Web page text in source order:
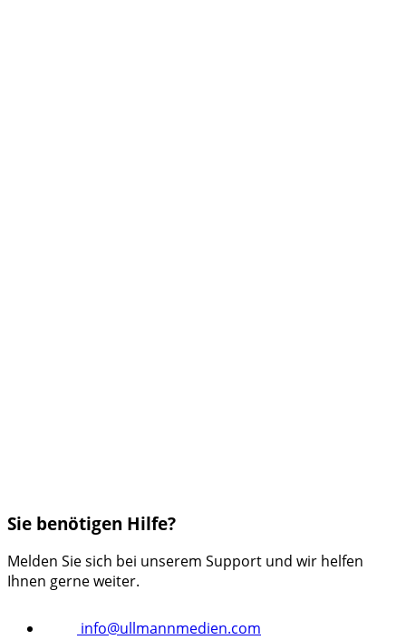
Sie benötigen Hilfe?
Melden Sie sich bei unserem Support und wir helfen
Ihnen gerne weiter.
info@ullmannmedien.com